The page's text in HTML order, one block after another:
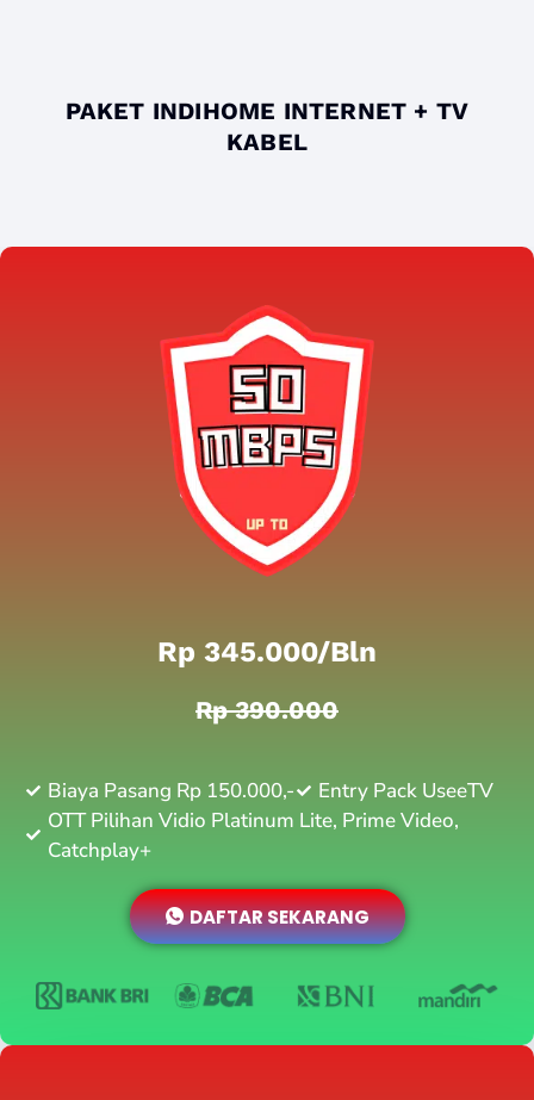
PAKET INDIHOME INTERNET + TV
KABEL
Rp 345.000/bln
Rp 390.000
Biaya Pasang Rp 150.000,-
Entry Pack UseeTV
OTT Pilihan Vidio Platinum Lite, Prime Video,
Catchplay+
DAFTAR SEKARANG